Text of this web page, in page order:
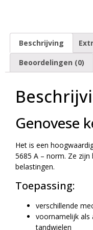
Beschrijving
Beoordelingen (0)
Genovese
Het is een
5685 A – norm. Ze
belastingen.
Toepassing:
verschillende
voornamelijk als
tandwielen